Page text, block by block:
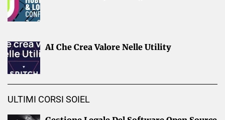
AI Che Crea Valore Nelle Utility
ULTIMI CORSI SOIEL